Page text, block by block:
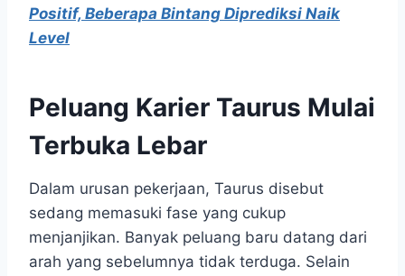
Positif, Beberapa Bintang Diprediksi Naik
Level
Peluang Karier Taurus Mulai
Terbuka Lebar
Dalam urusan pekerjaan, Taurus disebut
sedang memasuki fase yang cukup
menjanjikan. Banyak peluang baru datang dari
arah yang sebelumnya tidak terduga. Selain